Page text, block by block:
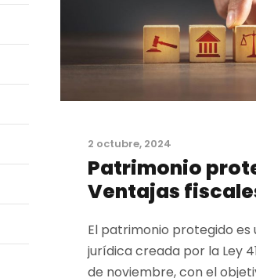
2 octubre, 2024
Patrimonio
Ventajas
El patrimonio protegido es
jurídica creada por la Ley
de noviembre, con el